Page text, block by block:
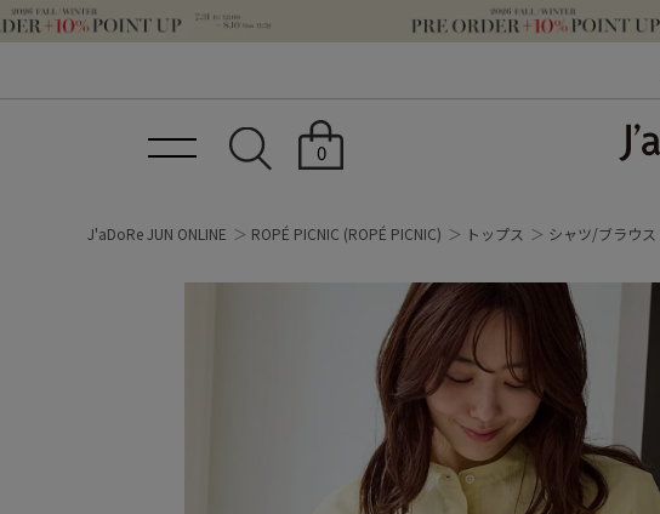
0
J'aDoRe JUN ONLINE ROPÉ PICNIC (ROPÉ PICNIC) トップス シャツ/ブラウス